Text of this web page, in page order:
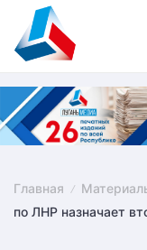
content
Главная
по ЛНР назначает